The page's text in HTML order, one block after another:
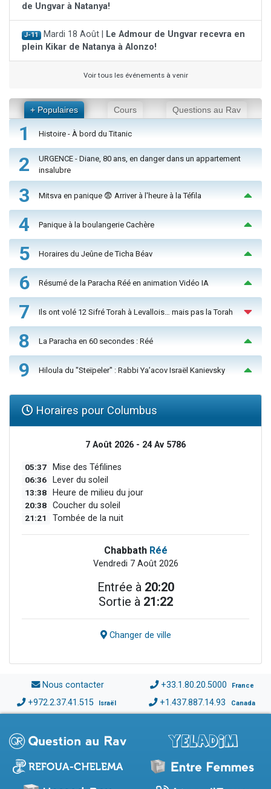
de Ungvar à Natanya!
J-11 Mardi 18 Août | Le Admour de Ungvar recevra en
plein Kikar de Natanya à Alonzo!
Voir tous les événements à venir
+ Populaires Cours Questions au Rav
1 Histoire - À bord du Titanic
2
URGENCE - Diane, 80 ans, en danger dans un appartement
insalubre
3 Mitsva en panique 😨 Arriver à l'heure à la Téfila
4 Panique à la boulangerie Cachère
5 Horaires du Jeûne de Ticha Béav
6 Résumé de la Paracha Réé en animation Vidéo IA
7 Ils ont volé 12 Sifré Torah à Levallois… mais pas la Torah
8 La Paracha en 60 secondes : Réé
9 Hiloula du "Steïpeler" : Rabbi Ya’acov Israël Kanievsky
Horaires pour Columbus
7 Août 2026 - 24 Av 5786
05:37 Mise des Téfilines
06:36 Lever du soleil
13:38 Heure de milieu du jour
20:38 Coucher du soleil
21:21 Tombée de la nuit
Chabbath Réé
Vendredi 7 Août 2026
Entrée à 20:20
Sortie à 21:22
Changer de ville
Nous contacter +33.1.80.20.5000 France
+972.2.37.41.515 Israël +1.437.887.14.93 Canada